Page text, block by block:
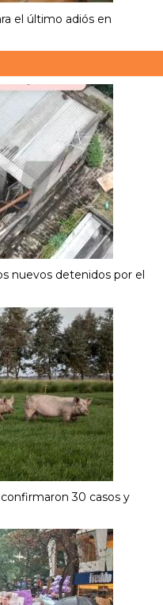
el último adiós en
nuevos detenidos por el
30 casos y